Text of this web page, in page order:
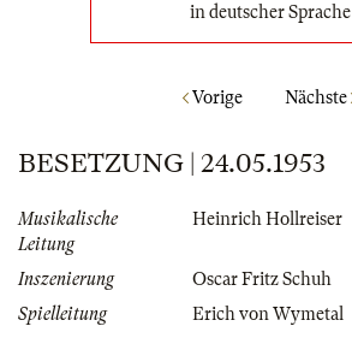
in deutscher Sprache
Vorige Nächste
BESETZUNG | 24.05.1953
Musikalische
Leitung
Heinrich Hollreiser
Inszenierung
Oscar Fritz Schuh
Spielleitung
Erich von Wymetal